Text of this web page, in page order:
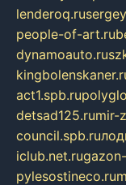
lenderoq.ru
people-of-art.ru
dynamoauto.ru
act1.spb.ru
detsad125.rumir-
council.spb.ru
iclub.net.ru
pylesostineco.ru